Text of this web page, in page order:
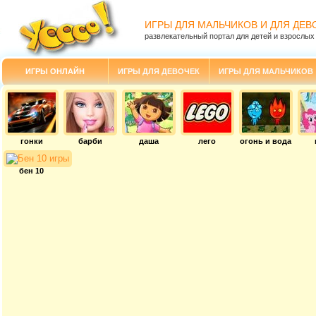
ИГРЫ ДЛЯ МАЛЬЧИКОВ И ДЛЯ
развлекательный портал для детей и взрослых
ИГРЫ ОНЛАЙН ИГРЫ ДЛЯ ДЕВОЧЕК ИГРЫ ДЛЯ МАЛЬЧИКОВ
гонки барби даша лего огонь и вода
бен 10